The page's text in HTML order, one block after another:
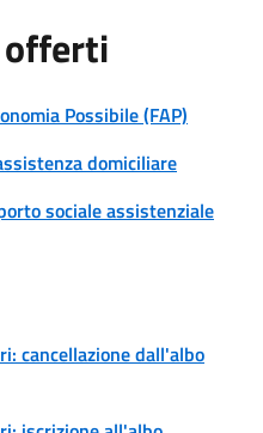
offerti
Possibile (FAP)
domiciliare
sociale assistenziale
cancellazione dall'albo